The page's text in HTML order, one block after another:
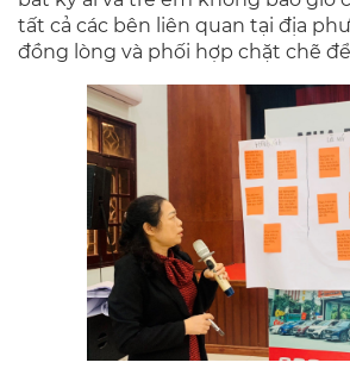
tất cả các bên liên quan tại địa
đồng lòng và phối hợp chặt chẽ